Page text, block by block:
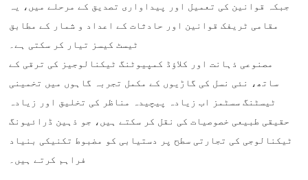
جبکہ قوانین کی تعمیل اور پیداواری تصدیق کے مرحلے میں، یہ
مقامی ٹریفک قوانین اور حادثات کے اعداد و شمار کے مطابق
ٹیسٹ کیسز تیار کر سکتی ہے۔
مصنوعی ذہانت اور کلاؤڈ کمپیوٹنگ ٹیکنالوجیز کی ترقی کے
ساتھ، نئی نسل کی گاڑیوں کے مکمل تجربہ گاہوں میں تخمینی
ٹیسٹنگ سسٹمز اب زیادہ پیچیدہ مناظر کی تخلیق اور زیادہ
حقیقی طبیعی خصوصیات کی نقل کر سکتے ہیں، جو ذہین ڈرائیونگ
ٹیکنالوجی کی تجارتی سطح پر دستیابی کو مضبوط تکنیکی بنیاد
فراہم کرتے ہیں۔